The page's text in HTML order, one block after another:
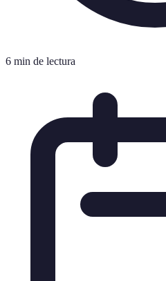
6 min de lectura